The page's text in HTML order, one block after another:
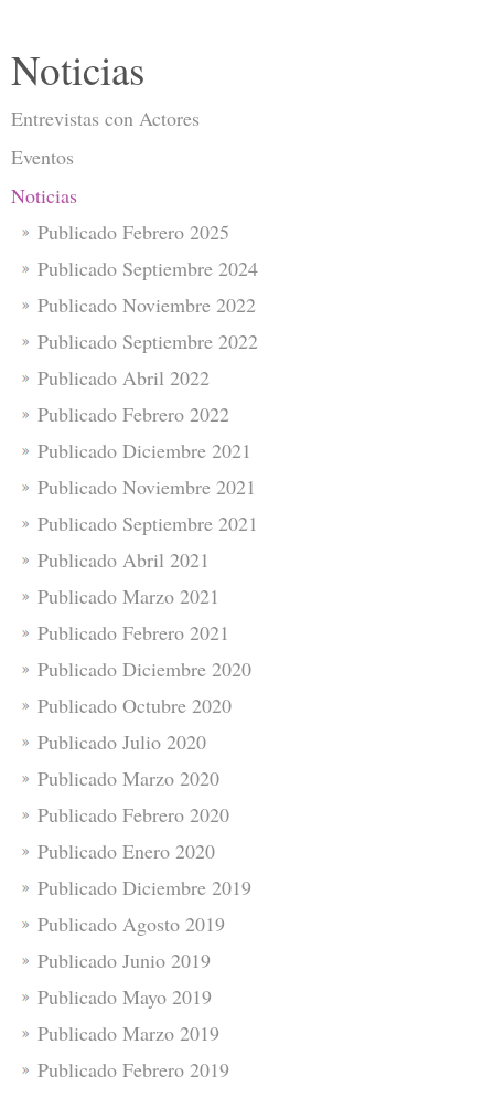
Noticias
Entrevistas con Actores
Eventos
Noticias
Publicado Febrero 2025
Publicado Septiembre 2024
Publicado Noviembre 2022
Publicado Septiembre 2022
Publicado Abril 2022
Publicado Febrero 2022
Publicado Diciembre 2021
Publicado Noviembre 2021
Publicado Septiembre 2021
Publicado Abril 2021
Publicado Marzo 2021
Publicado Febrero 2021
Publicado Diciembre 2020
Publicado Octubre 2020
Publicado Julio 2020
Publicado Marzo 2020
Publicado Febrero 2020
Publicado Enero 2020
Publicado Diciembre 2019
Publicado Agosto 2019
Publicado Junio 2019
Publicado Mayo 2019
Publicado Marzo 2019
Publicado Febrero 2019